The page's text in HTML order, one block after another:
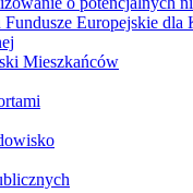
Europejskie
Mieszkańców